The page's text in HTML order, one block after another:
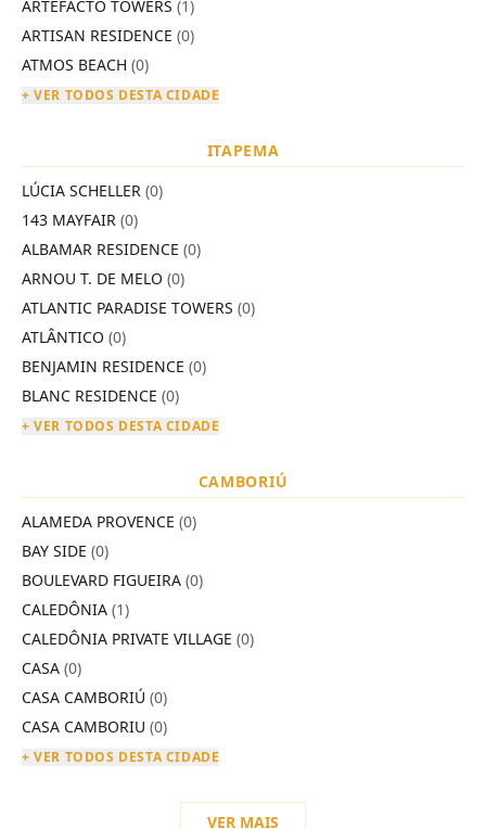
ARTEFACTO TOWERS (1)
ARTISAN RESIDENCE (0)
ATMOS BEACH (0)
+ VER TODOS DESTA CIDADE
ITAPEMA
LÚCIA SCHELLER (0)
143 MAYFAIR (0)
ALBAMAR RESIDENCE (0)
ARNOU T. DE MELO (0)
ATLANTIC PARADISE TOWERS (0)
ATLÂNTICO (0)
BENJAMIN RESIDENCE (0)
BLANC RESIDENCE (0)
+ VER TODOS DESTA CIDADE
CAMBORIÚ
ALAMEDA PROVENCE (0)
BAY SIDE (0)
BOULEVARD FIGUEIRA (0)
CALEDÔNIA (1)
CALEDÔNIA PRIVATE VILLAGE (0)
CASA (0)
CASA CAMBORIÚ (0)
CASA CAMBORIU (0)
+ VER TODOS DESTA CIDADE
VER MAIS